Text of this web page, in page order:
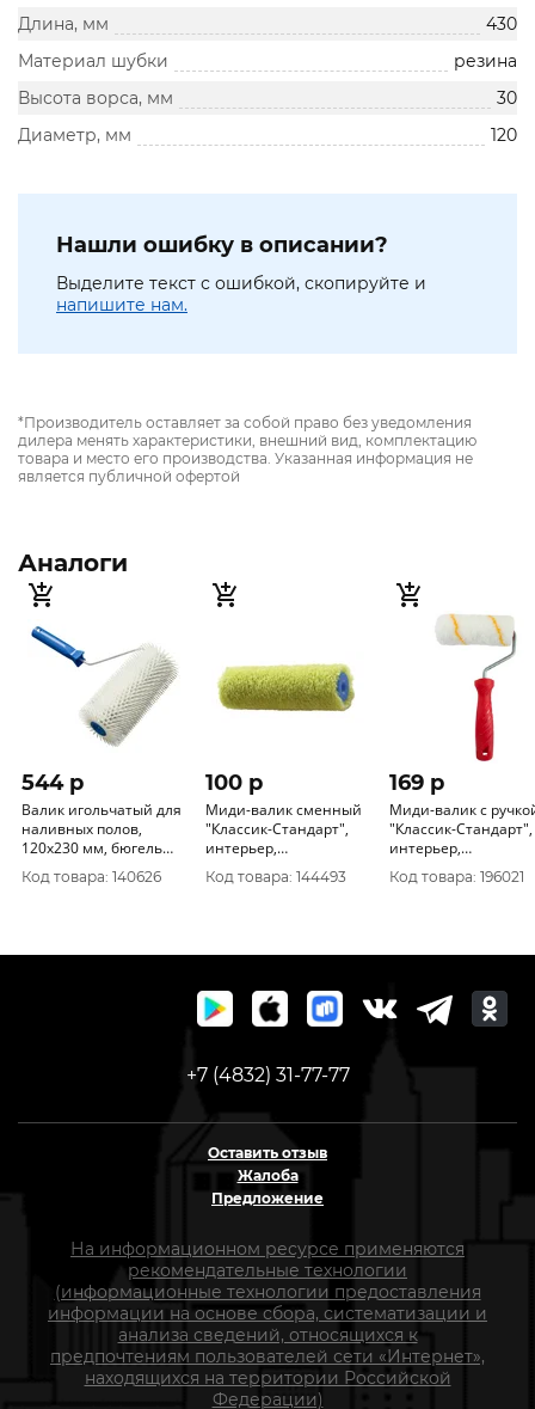
Длина, мм
430
Материал шубки
резина
Высота ворса, мм
30
Диаметр, мм
120
Нашли ошибку в описании?
Выделите текст с ошибкой, скопируйте и
напишите нам.
*Производитель оставляет за собой право без уведомления
дилера менять характеристики, внешний вид, комплектацию
товара и место его производства. Указанная информация не
является публичной офертой
Аналоги
544 p
Валик игольчатый для
наливных полов,
120х230 мм, бюгель
6мм, Россия 0307995
Код товара: 140626
100 p
Миди-валик сменный
"Классик-Стандарт",
интерьер,
12/120/30мм, D6мм,
зеленый 0216042
Код товара: 144493
169 p
Миди-валик с
"Классик-Стандарт",
интерьер,
12/120/30мм, D6мм,
желт.нить /26
Код товара: 196021
+7 (4832) 31-77-77
Оставить отзыв
Жалоба
Предложение
На информационном ресурсе применяются
рекомендательные технологии
(информационные технологии предоставления
информации на основе сбора, систематизации и
анализа сведений, относящихся к
предпочтениям пользователей сети «Интернет»,
находящихся на территории Российской
Федерации)